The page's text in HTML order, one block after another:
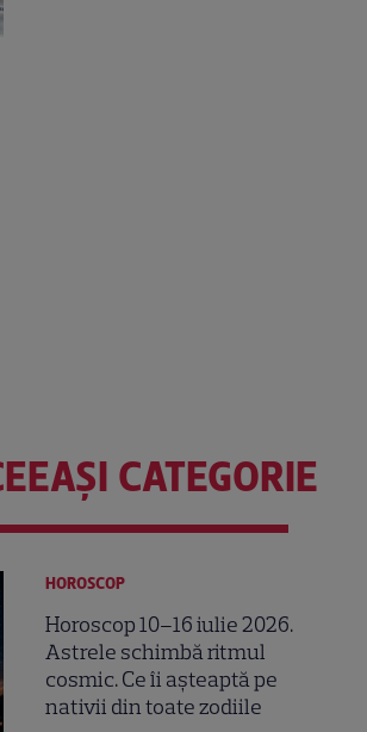
CATEGORIE
HOROSCOP
Horoscop 10–16 iulie 2026.
Astrele schimbă ritmul
cosmic. Ce îi așteaptă pe
nativii din toate zodiile